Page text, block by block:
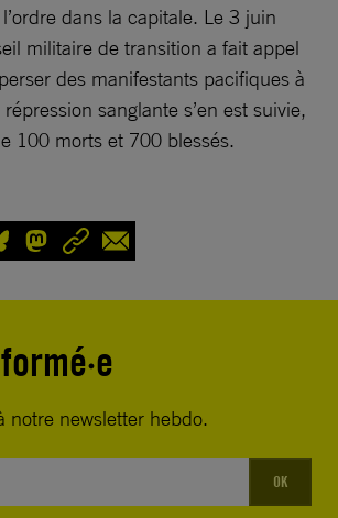
dans la capitale. Le 3 juin
militaire de transition a fait appel
des manifestants pacifiques à
sanglante s’en est suivie,
100 morts et 700 blessés.
notre newsletter hebdo.
OK